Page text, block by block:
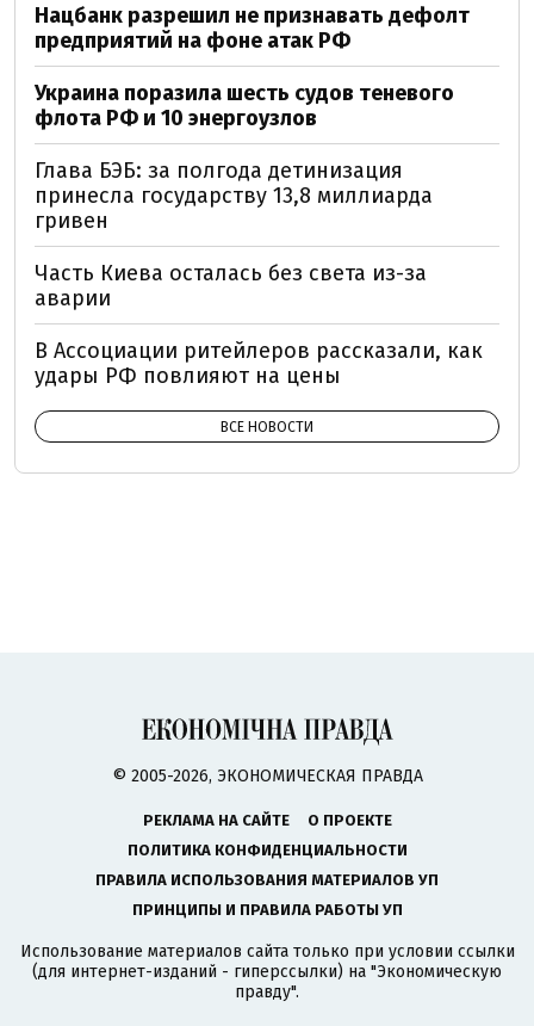
Нацбанк разрешил не признавать дефолт
предприятий на фоне атак РФ
Украина поразила шесть судов теневого
флота РФ и 10 энергоузлов
Глава БЭБ: за полгода детинизация
принесла государству 13,8 миллиарда
гривен
Часть Киева осталась без света из-за
аварии
В Ассоциации ритейлеров рассказали, как
удары РФ повлияют на цены
ВСЕ НОВОСТИ
© 2005-2026, ЭКОНОМИЧЕСКАЯ ПРАВДА
РЕКЛАМА НА САЙТЕ
О ПРОЕКТЕ
ПОЛИТИКА КОНФИДЕНЦИАЛЬНОСТИ
ПРАВИЛА ИСПОЛЬЗОВАНИЯ МАТЕРИАЛОВ УП
ПРИНЦИПЫ И ПРАВИЛА РАБОТЫ УП
Использование материалов сайта только при условии ссылки
(для интернет-изданий - гиперссылки) на "Экономическую
правду".